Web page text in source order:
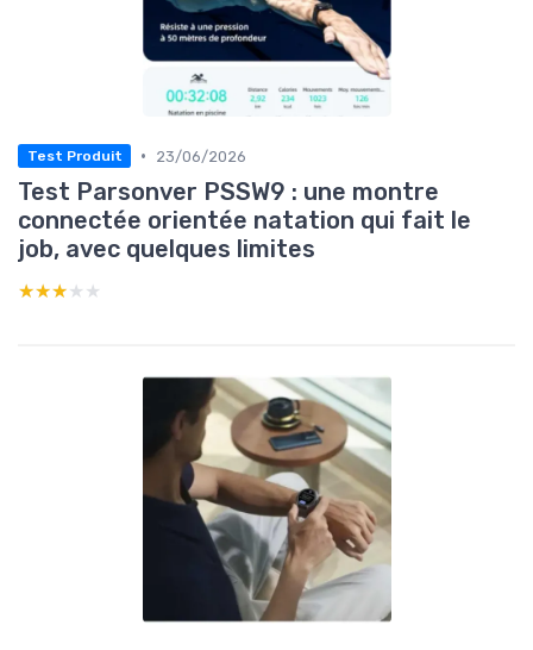
Test Produit • 23/06/2026
Test Parsonver PSSW9 : une montre
connectée orientée natation qui fait le
job, avec quelques limites
★★★★★
★★★★★